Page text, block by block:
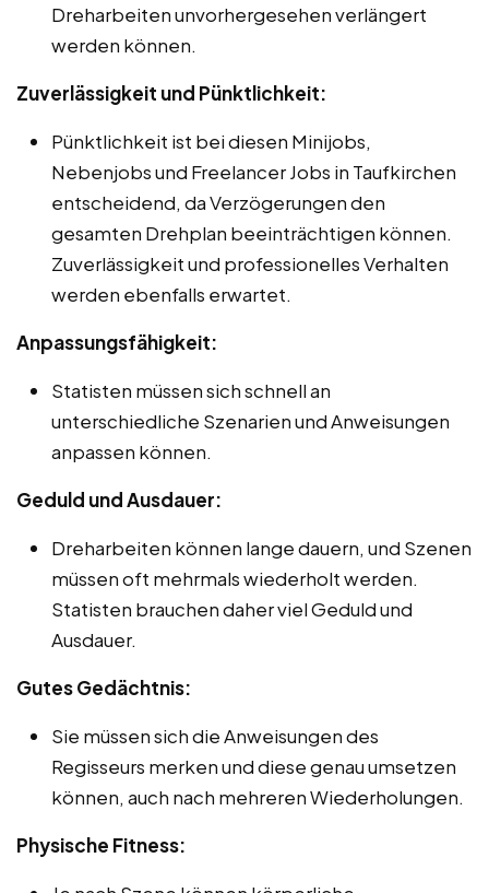
Dreharbeiten unvorhergesehen verlängert
werden können.
Zuverlässigkeit und Pünktlichkeit:
Pünktlichkeit ist bei diesen Minijobs,
Nebenjobs und Freelancer Jobs in Taufkirchen
entscheidend, da Verzögerungen den
gesamten Drehplan beeinträchtigen können.
Zuverlässigkeit und professionelles Verhalten
werden ebenfalls erwartet.
Anpassungsfähigkeit:
Statisten müssen sich schnell an
unterschiedliche Szenarien und Anweisungen
anpassen können.
Geduld und Ausdauer:
Dreharbeiten können lange dauern, und Szenen
müssen oft mehrmals wiederholt werden.
Statisten brauchen daher viel Geduld und
Ausdauer.
Gutes Gedächtnis:
Sie müssen sich die Anweisungen des
Regisseurs merken und diese genau umsetzen
können, auch nach mehreren Wiederholungen.
Physische Fitness: